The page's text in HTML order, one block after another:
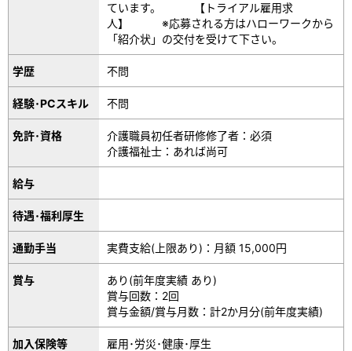
ています。 【トライアル雇用求
人】 ※応募される方はハローワークから
「紹介状」の交付を受けて下さい。
学歴 不問
経験･PCスキル 不問
免許･資格
介護職員初任者研修修了者：必須
介護福祉士：あれば尚可
給与
待遇･福利厚生
通勤手当 実費支給(上限あり)：月額 15,000円
賞与
あり(前年度実績 あり)
賞与回数：2回
賞与金額/賞与月数：計2か月分(前年度実績)
加入保険等 雇用･労災･健康･厚生